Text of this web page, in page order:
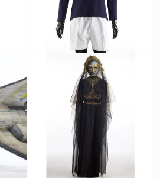
Fait pour la production
Uniforme original de l'équipage du vaisseau Fhloston Paradise
Vu à l'écran